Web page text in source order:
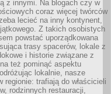
z innymi. Na blogach czy w
coraz więcej twórców
lecieć na inny kontynent,
Z takich osobistych
powstać uporządkowana
trasy spacerów, lokale z
i historie związane z
też pominąć aspektu
lokalnie, nasze
regionie: trafiają do właścicieli
rodzinnych restauracji,